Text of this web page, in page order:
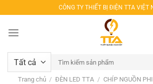
qua
nội
CÔNG TY THIẾT BỊ ĐIỆN TTA VIỆT
Tìm
kiếm:
Trang chủ / ĐÈN LED TTA / CHÍP NGUỒN